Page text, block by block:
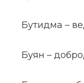
Бутидма –
Буян –